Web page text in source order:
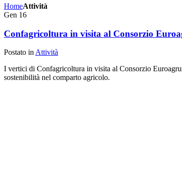
HomeAttività
Gen 16
Confagricoltura in visita al Consorzio
Postato inAttività
I vertici di Confagricoltura in visita al Consorzio
sostenibilità nel comparto agricolo.